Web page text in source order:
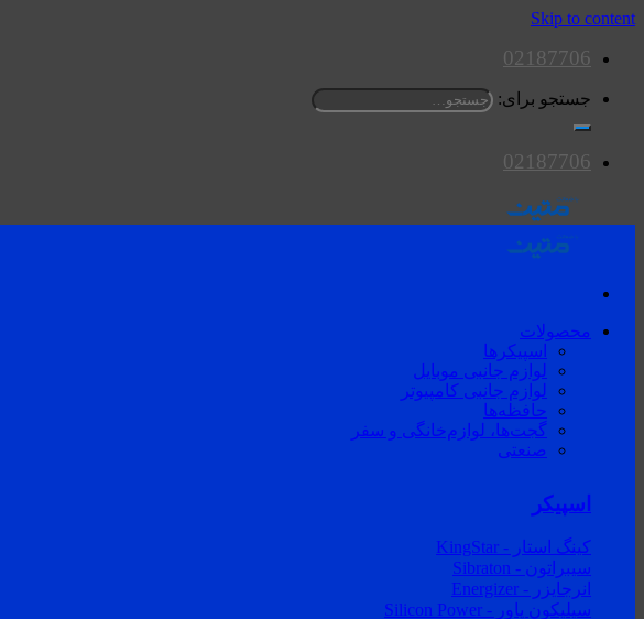
Skip to content
02187706
جستجو برای:
02187706
محصولات
اسپیکرها
لوازم جانبی موبایل
لوازم جانبی کامپیوتر
حافظه‌ها
گجت‌ها، لوازم‌خانگی‌ و سفر
صنعتی
اسپیکر
کینگ استار - KingStar
سیبراتون - Sibraton
انرجایزر - Energizer
سیلیکون پاور - Silicon Power